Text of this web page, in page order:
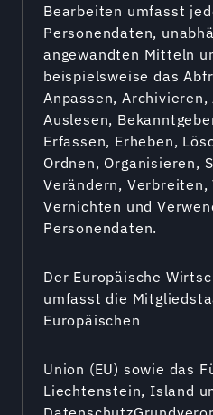
Bearbeiten umfasst
Personendaten,
angewandten Mitteln
beispielsweise das
Anpassen, Archivieren,
Auslesen,
Erfassen, Erheben,
Ordnen, Organisieren,
Verändern, Verbreiten,
Vernichten und
Personendaten.
Der Europäische
umfasst die
Europäischen
Union (EU) sowie das
Liechtenstein, Island